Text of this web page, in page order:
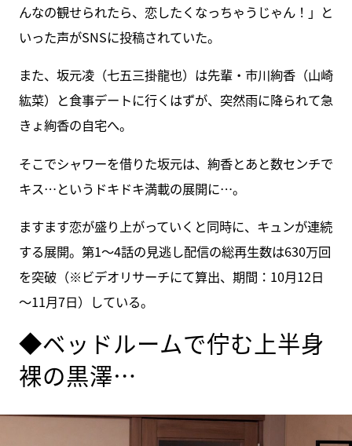
んなの観せられたら、恋したくなっちゃうじゃん！」と
いった声がSNSに投稿されていた。
また、坂元凌（七五三掛龍也）は先輩・市川絢香（山崎
紘菜）と食事デートに行くはずが、突然雨に降られて急
きょ絢香の自宅へ。
そこでシャワーを借りた坂元は、絢香とあと数センチで
キス…というドキドキ満載の展開に…。
ますます恋が盛り上がっていくと同時に、キュンが連続
する展開。第1～4話の見逃し配信の総再生数は630万回
を突破（※ビデオリサーチにて算出、期間：10月12日
～11月7日）している。
◆ベッドルームで佇む上半身
裸の黒澤…